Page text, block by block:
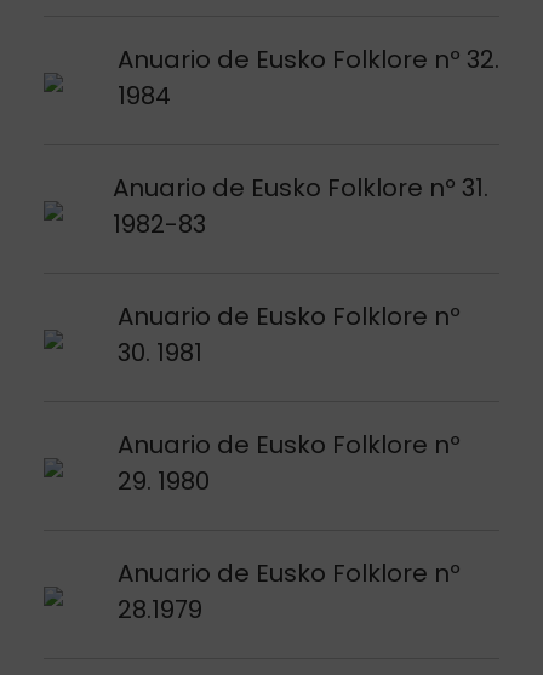
Anuario de Eusko Folklore nº 32.
1984
Argitalpena ikusi
Anuario de Eusko Folklore nº 31.
1982-83
Argitalpena ikusi
Anuario de Eusko Folklore nº
30. 1981
Argitalpena ikusi
Anuario de Eusko Folklore nº
29. 1980
Argitalpena ikusi
Anuario de Eusko Folklore nº
28.1979
Argitalpena ikusi